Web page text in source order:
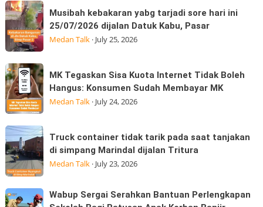
dan
Moto
GP
Edition
hadir
Musibah
kebakaran
yabg
tarjadi
sore
hari
ini
25/07/2026
Datuk
Kabu,
Pasar
Musibah kebakaran yabg tarjadi sore hari ini
25/07/2026 dijalan Datuk Kabu, Pasar
Medan Talk· July 25, 2026
MK
Tegaskan
Sisa
Kuota
Internet
Tidak
Boleh
Hangus:
Sudah
MK Tegaskan Sisa Kuota Internet Tidak Boleh
Hangus: Konsumen Sudah Membayar MK
Medan Talk· July 24, 2026
Truck
container
tidak
tarik
pada
saat
Truck container tidak tarik pada saat tanjakan
di simpang Marindal dijalan Tritura
Medan Talk· July 23, 2026
Wabup
Wabup Sergai Serahkan Bantuan Perlengkapan